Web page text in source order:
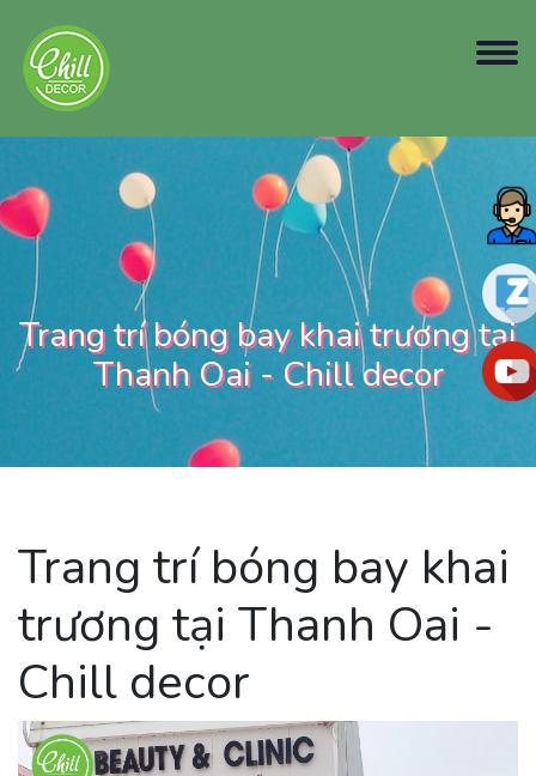
Trang trí bóng bay khai trương tại
Thanh Oai - Chill decor
Trang trí bóng bay khai
trương tại Thanh Oai -
Chill decor